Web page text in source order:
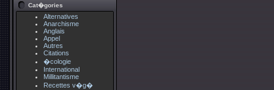
Cat�gories
Alternatives
Anarchisme
Anglais
Appel
Autres
Citations
�cologie
International
Millitantisme
Recettes v�g�